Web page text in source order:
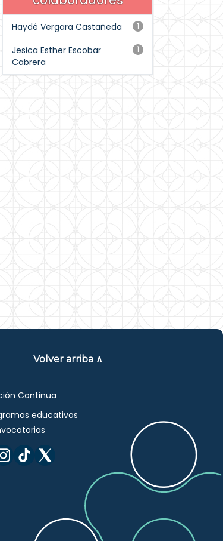
1
Haydé Vergara Castañeda
1
Jesica Esther Escobar
Cabrera
Volver arriba ∧
Continua
educativos